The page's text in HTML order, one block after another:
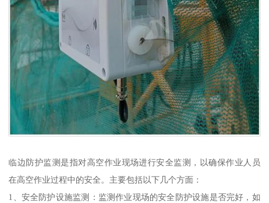
临边防护监测是指对高空作业现场进行安全监测，以确保作业人员
在高空作业过程中的安全。主要包括以下几个方面：
1、安全防护设施监测：监测作业现场的安全防护设施是否完好，如